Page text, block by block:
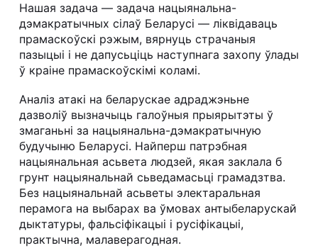
Нашая задача — задача нацыянальна-
дэмакратычных сілаў Беларусі — ліквідаваць
прамаскоўскі рэжым, вярнуць страчаныя
пазыцыі і не дапусьціць наступнага захопу ўлады
ў краіне прамаскоўскімі коламі.
Аналіз атакі на беларускае адраджэньне
дазволіў вызначыць галоўныя прыярытэты ў
змаганьні за нацыянальна-дэмакратычную
будучыню Беларусі. Найперш патрэбная
нацыянальная асьвета людзей, якая заклала б
грунт нацыянальнай сьведамасьці грамадзтва.
Без нацыянальнай асьветы электаральная
перамога на выбарах ва ўмовах антыбеларускай
дыктатуры, фальсіфікацыі і русіфікацыі,
практычна, малаверагодная.